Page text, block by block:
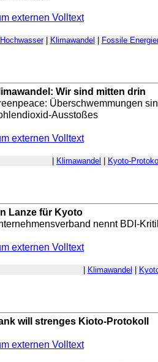
externen Volltext
Hochwasser| Klimawandel Fossile
Wir sind mitten drin
Überschwemmungen
Ausstoßes
externen Volltext
Klimawandel Kyoto-
Lanze für Kyoto
nennt BDI-
externen Volltext
Klimawandel
will strenges Kioto-Protokoll
externen Volltext